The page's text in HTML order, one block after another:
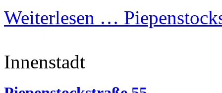
Weiterlesen …
Innenstadt